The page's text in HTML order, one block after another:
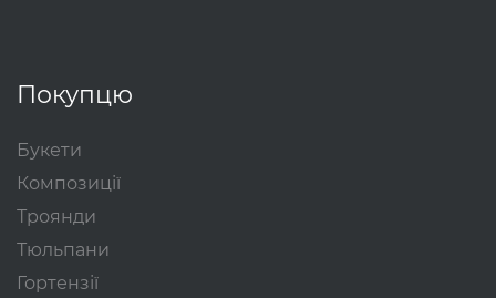
Покупцю
Букети
Композиції
Троянди
Тюльпани
Гортензії